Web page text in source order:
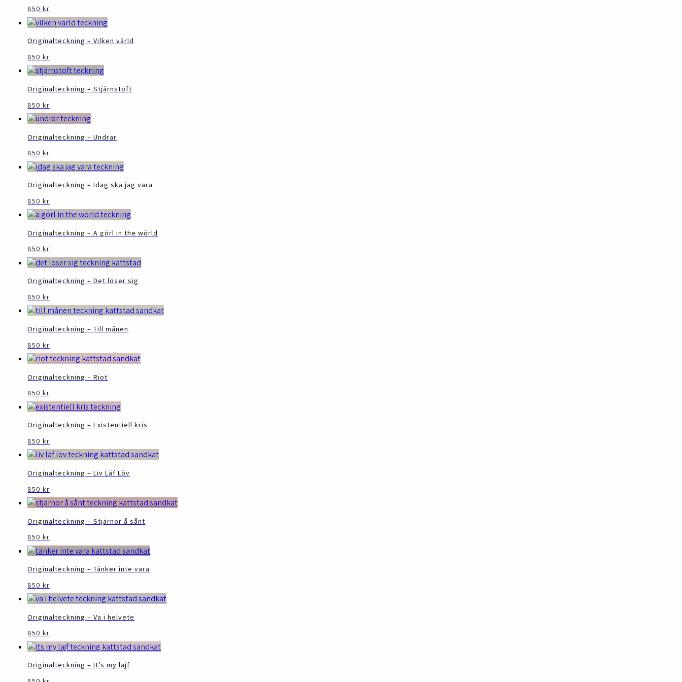
850kr
Originalteckning – Vilken värld
850kr
Originalteckning – Stjärnstoft
850kr
Originalteckning – Undrar
850kr
Originalteckning – Idag ska jag vara
850kr
Originalteckning – A görl in the wörld
850kr
Originalteckning – Det löser sig
850kr
Originalteckning – Till månen
850kr
Originalteckning – Riot
850kr
Originalteckning – Existentiell kris
850kr
Originalteckning – Liv Läf Löv
850kr
Originalteckning – Stjärnor å sånt
850kr
Originalteckning – Tänker inte vara
850kr
Originalteckning – Va i helvete
850kr
Originalteckning – It’s my lajf